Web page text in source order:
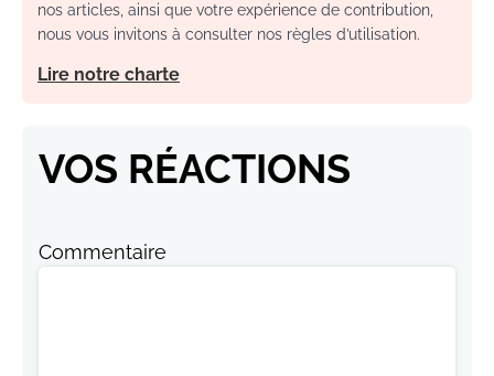
nos articles, ainsi que votre expérience de contribution,
nous vous invitons à consulter nos règles d’utilisation.
Lire notre charte
VOS RÉACTIONS
Commentaire